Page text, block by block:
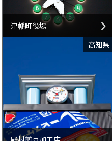
津幡町役場
高知県